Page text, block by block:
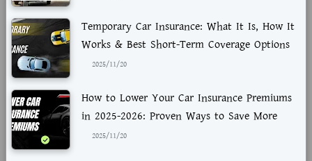
Temporary Car Insurance: What It Is, How It
Works & Best Short-Term Coverage Options
2025/11/20
How to Lower Your Car Insurance Premiums
in 2025-2026: Proven Ways to Save More
2025/11/20